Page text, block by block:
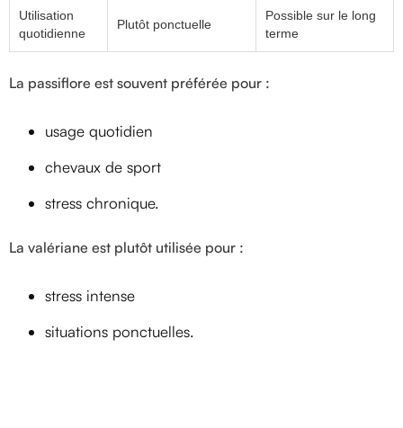
Utilisation
quotidienne
Plutôt ponctuelle
Possible sur le long
terme
La passiflore est souvent préférée pour :
usage quotidien
chevaux de sport
stress chronique.
La valériane est plutôt utilisée pour :
stress intense
situations ponctuelles.